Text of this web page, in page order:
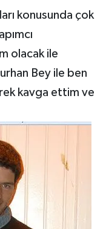
konusunda çok
olacak ile
Bey ile ben
kavga ettim ve